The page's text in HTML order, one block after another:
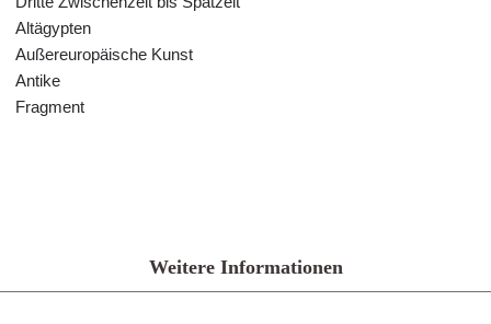
Altägypten
Außereuropäische Kunst
Antike
Fragment
Weitere Informationen